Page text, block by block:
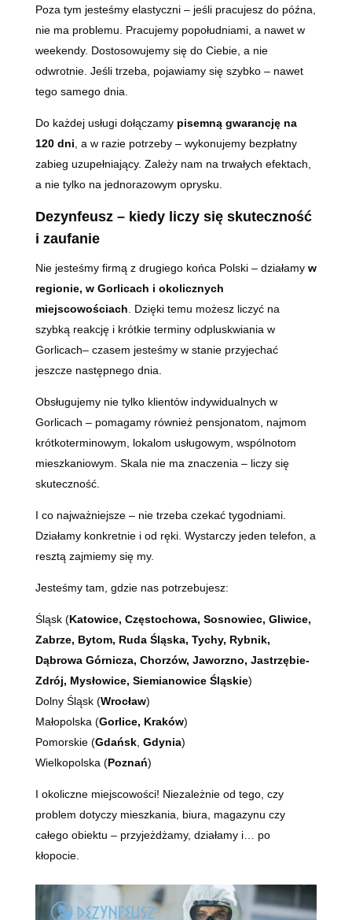
Poza tym jesteśmy elastyczni – jeśli pracujesz do późna,
nie ma problemu. Pracujemy popołudniami, a nawet w
weekendy. Dostosowujemy się do Ciebie, a nie
odwrotnie. Jeśli trzeba, pojawiamy się szybko – nawet
tego samego dnia.
Do każdej usługi dołączamy pisemną gwarancję na
120 dni, a w razie potrzeby – wykonujemy bezpłatny
zabieg uzupełniający. Zależy nam na trwałych efektach,
a nie tylko na jednorazowym oprysku.
Dezynfeusz – kiedy liczy się skuteczność
i zaufanie
Nie jesteśmy firmą z drugiego końca Polski – działamy w
regionie, w Gorlicach i okolicznych
miejscowościach. Dzięki temu możesz liczyć na
szybką reakcję i krótkie terminy odpluskwiania w
Gorlicach– czasem jesteśmy w stanie przyjechać
jeszcze następnego dnia.
Obsługujemy nie tylko klientów indywidualnych w
Gorlicach – pomagamy również pensjonatom, najmom
krótkoterminowym, lokalom usługowym, wspólnotom
mieszkaniowym. Skala nie ma znaczenia – liczy się
skuteczność.
I co najważniejsze – nie trzeba czekać tygodniami.
Działamy konkretnie i od ręki. Wystarczy jeden telefon, a
resztą zajmiemy się my.
Jesteśmy tam, gdzie nas potrzebujesz:
Śląsk (Katowice, Częstochowa, Sosnowiec, Gliwice,
Zabrze, Bytom, Ruda Śląska, Tychy, Rybnik,
Dąbrowa Górnicza, Chorzów, Jaworzno, Jastrzębie-
Zdrój, Mysłowice, Siemianowice Śląskie)
Dolny Śląsk (Wrocław)
Małopolska (Gorlice, Kraków)
Pomorskie (Gdańsk, Gdynia)
Wielkopolska (Poznań)
I okoliczne miejscowości! Niezależnie od tego, czy
problem dotyczy mieszkania, biura, magazynu czy
całego obiektu – przyjeżdżamy, działamy i… po
kłopocie.